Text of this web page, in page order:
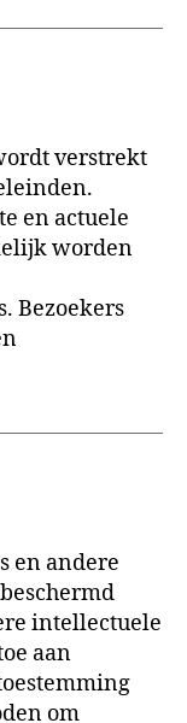
verstrekt
en actuele
worden
Bezoekers
en andere
intellectuele
aan
om